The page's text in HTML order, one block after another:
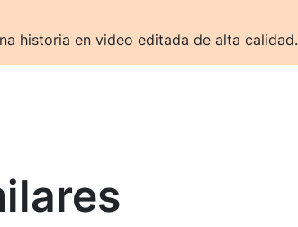
historia en video editada de alta calidad.